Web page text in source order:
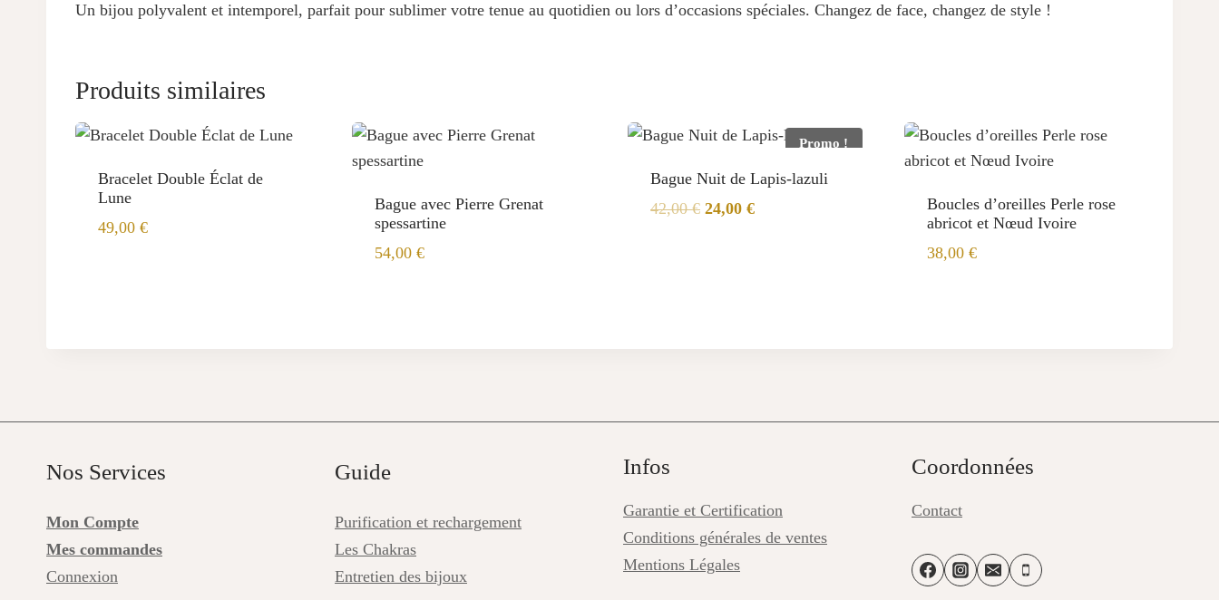
Un bijou polyvalent et intemporel, parfait pour sublimer votre tenue au quotidien ou lors d’occasions spéciales. Changez de face, changez de style !
Produits similaires
Bracelet Double Éclat de
Lune
49,00 €
Bague avec Pierre Grenat
spessartine
54,00 €
Promo !
Bague Nuit de Lapis-lazuli
42,00€ Le
24,00 €Le
Boucles d’oreilles Perle rose
abricot et Nœud Ivoire
38,00 €
Nos Services
Mon Compte
Mes commandes
Connexion
Guide
Purification et rechargement
Les Chakras
Entretien des bijoux
Infos
Garantie et Certification
Conditions générales de ventes
Mentions Légales
Coordonnées
Contact